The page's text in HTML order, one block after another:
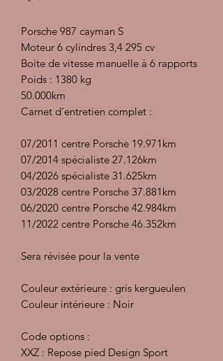
Porsche 987 cayman S
Moteur 6 cylindres 3,4 295 cv
Boite de vitesse manuelle à 6 rapports
Poids : 1380 kg
50.000km
Carnet d’entretien complet :
07/2011 centre Porsche 19.971km
07/2014 spécialiste 27.126km
04/2026 spécialiste 31.625km
03/2028 centre Porsche 37.881km
06/2020 centre Porsche 42.984km
11/2022 centre Porsche 46.352km
Sera révisée pour la vente
Couleur extérieure : gris kergueulen
Couleur intérieure : Noir
Code options :
XXZ : Repose pied Design Sport